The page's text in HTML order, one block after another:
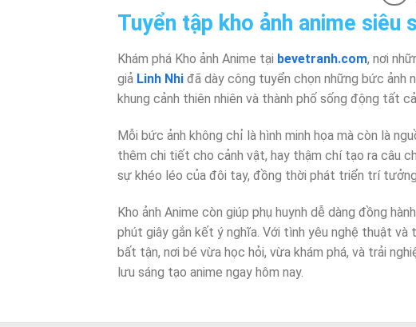
Tuyển tập kho ảnh anime siêu
Khám phá Kho ảnh Anime tại bevetranh.com, nơi
giả Linh Nhi đã dày công tuyển chọn những bức ảnh
khung cảnh thiên nhiên và thành phố sống động tất
Mỗi bức ảnh không chỉ là hình minh họa mà còn là
thêm chi tiết cho cảnh vật, hay thậm chí tạo ra câu
sự khéo léo của đôi tay, đồng thời phát triển trí
Kho ảnh Anime còn giúp phụ huynh dễ dàng đồng
phút giây gắn kết ý nghĩa. Với tình yêu nghệ thuật và
bất tận, nơi bé vừa học hỏi, vừa khám phá, và trải
lưu sáng tạo anime ngay hôm nay.